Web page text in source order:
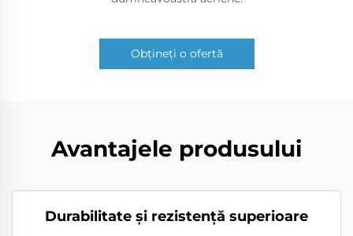
Obțineți o ofertă
Avantajele produsului
Durabilitate şi rezistenţă superioare